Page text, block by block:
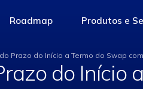
do
access-the-page
Roadmap Produtos e
Prazo do Início a Termo do Swap com
do Início